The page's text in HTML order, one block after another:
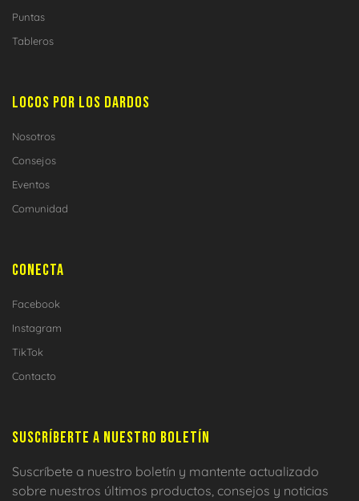
Puntas
Tableros
LOCOS POR LOS DARDOS
Nosotros
Consejos
Eventos
Comunidad
CONECTA
Facebook
Instagram
TikTok
Contacto
SUSCRÍBERTE A NUESTRO BOLETÍN
Suscríbete a nuestro boletín y mantente actualizado
sobre nuestros últimos productos, consejos y noticias